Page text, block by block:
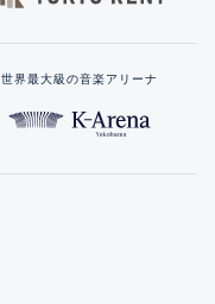
世界最大級の音楽アリーナ